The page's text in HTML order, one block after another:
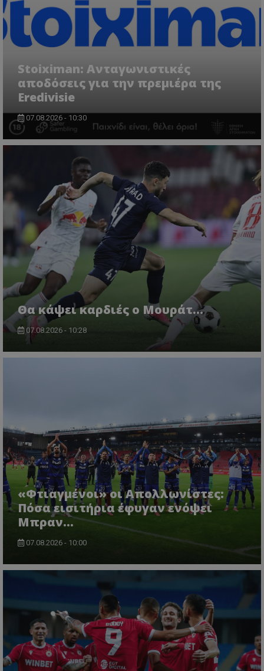
Stoiximan: Ανταγωνιστικές
αποδόσεις για την πρεμιέρα της
Eredivisie
07.08.2026 - 10:30
Θα κάψει καρδιές ο Μουράτ…
07.08.2026 - 10:28
«Φτιαγμένοι» οι Απολλωνίστες:
Πόσα εισιτήρια έφυγαν ενόψει
Μπραν...
07.08.2026 - 10:00